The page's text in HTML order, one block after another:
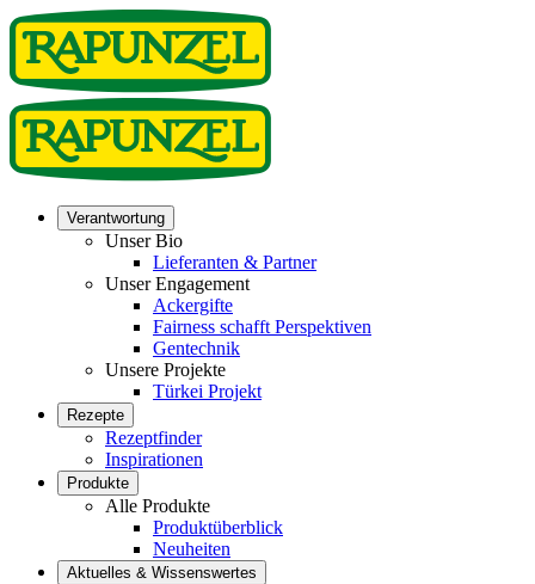
Verantwortung
Unser Bio
Lieferanten & Partner
Unser Engagement
Ackergifte
Fairness schafft Perspektiven
Gentechnik
Unsere Projekte
Türkei Projekt
Rezepte
Rezeptfinder
Inspirationen
Produkte
Alle Produkte
Produktüberblick
Neuheiten
Aktuelles & Wissenswertes